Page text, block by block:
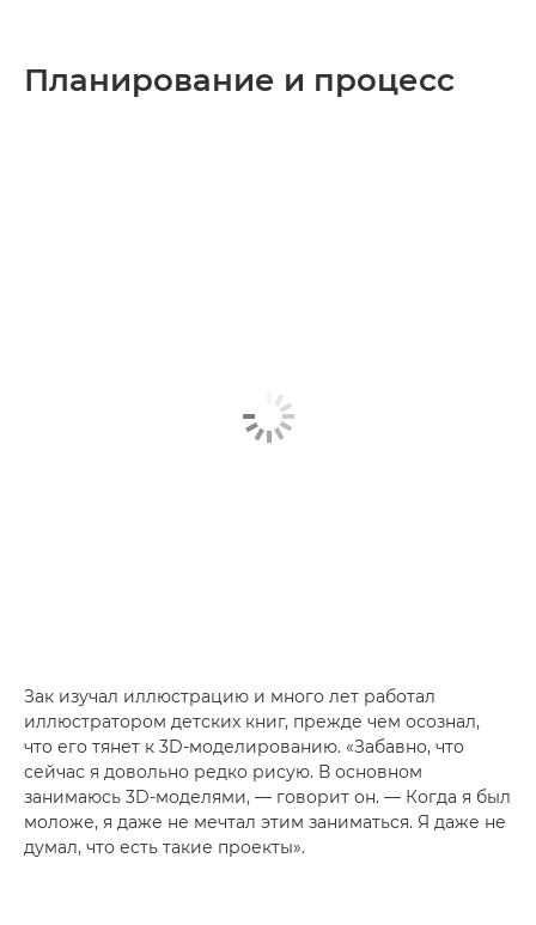
Планирование и процесс
Зак изучал иллюстрацию и много лет работал
иллюстратором детских книг, прежде чем осознал,
что его тянет к 3D-моделированию. «Забавно, что
сейчас я довольно редко рисую. В основном
занимаюсь 3D-моделями, — говорит он. — Когда я был
моложе, я даже не мечтал этим заниматься. Я даже не
думал, что есть такие проекты».